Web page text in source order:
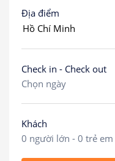
Khách sạn
Resort
Homestay
Du thuyền
Nhà Nghỉ
Tour
Địa danh
Tin tức
Tin tức - Sự Kiện
Khuyến mại
Cẩm nang du lịch
Địa điểm
Check in - Check out
Chọn ngày
Khách
0 người lớn - 0 trẻ em